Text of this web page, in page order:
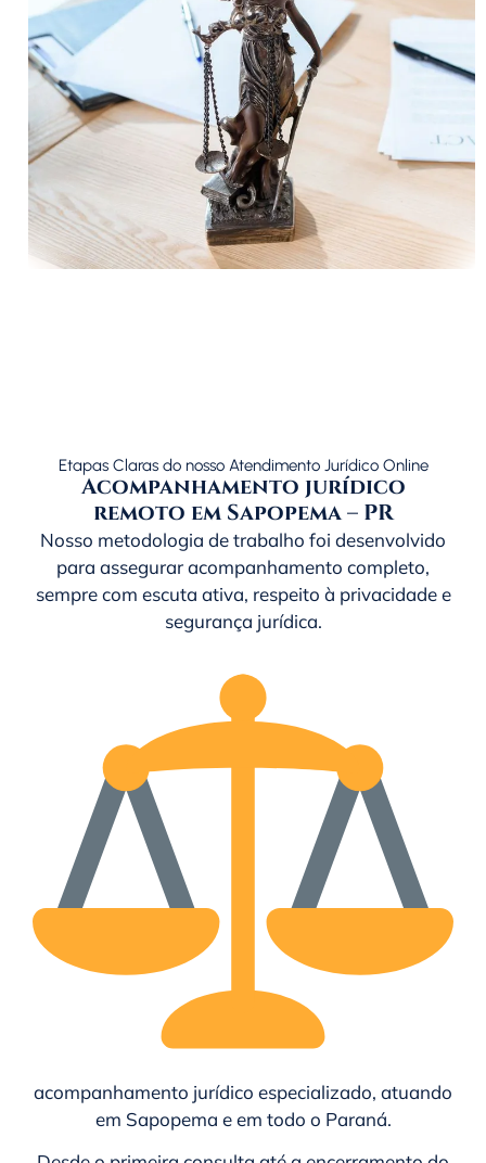
Etapas Claras do nosso Atendimento Jurídico Online
Acompanhamento jurídico
remoto em Sapopema – PR
Nosso metodologia de trabalho foi desenvolvido
para assegurar acompanhamento completo,
sempre com escuta ativa, respeito à privacidade e
segurança jurídica.
acompanhamento jurídico especializado, atuando
em Sapopema e em todo o Paraná.